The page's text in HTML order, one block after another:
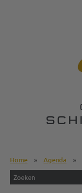
Home » Agenda »